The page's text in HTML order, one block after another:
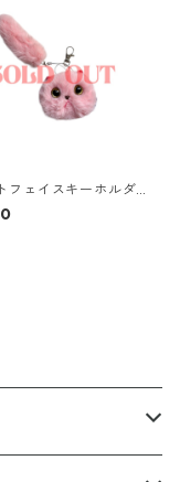
フェイスキーホルダ